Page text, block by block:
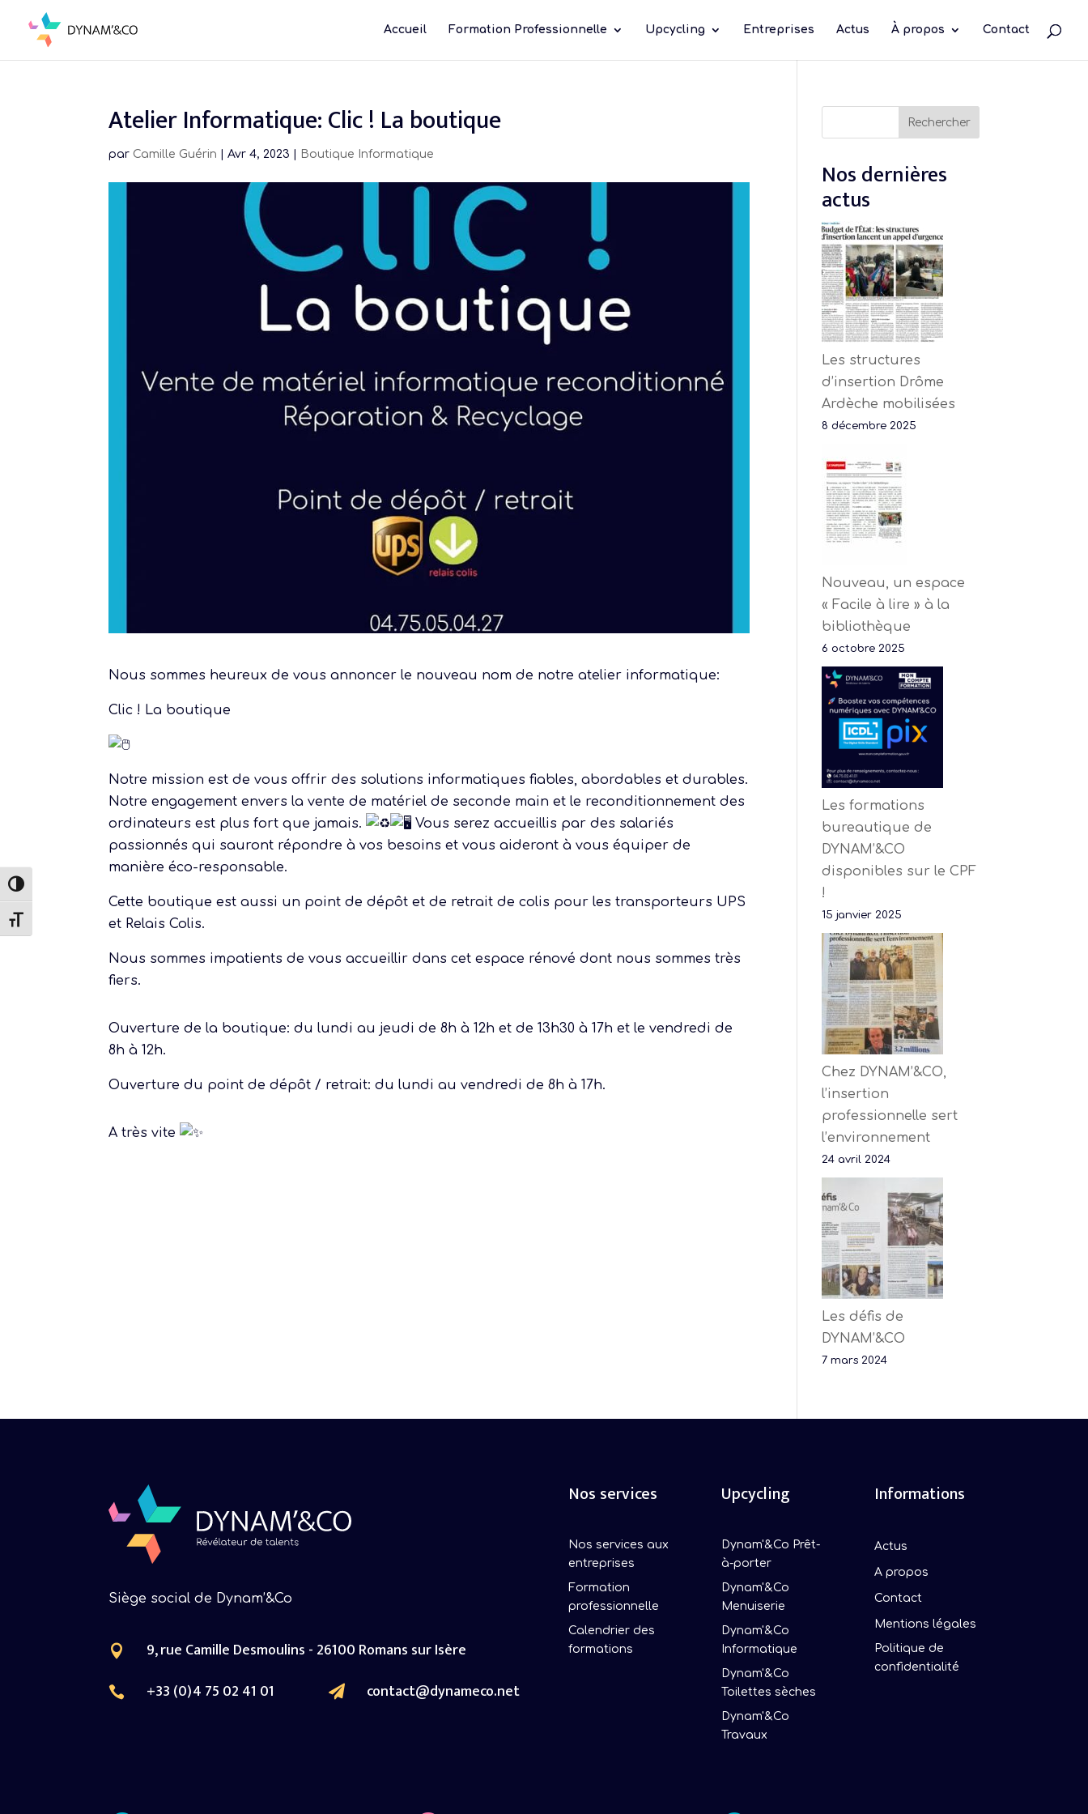
content
Passer en contraste élevé
Changer la taille de la police
Accueil Formation Professionnelle Upcycling Entreprises Actus À propos Contact
Atelier Informatique: Clic ! La boutique
par Camille Guérin |Avr 4, 2023 Boutique Informatique
Nous sommes heureux de vous annoncer le nouveau nom de notre atelier informatique:
Clic ! La boutique
Notre mission est de vous offrir des solutions informatiques fiables, abordables et durables.
Notre engagement envers la vente de matériel de seconde main et le reconditionnement des
ordinateurs est plus fort que jamais.
Vous serez accueillis par des salariés
passionnés qui sauront répondre à vos besoins et vous aideront à vous équiper de
manière éco-responsable.
Cette boutique est aussi un point de dépôt et de retrait de colis pour les transporteurs UPS
et Relais Colis.
Nous sommes impatients de vous accueillir dans cet espace rénové dont nous sommes très
fiers.
Ouverture de la boutique: du lundi au jeudi de 8h à 12h et de 13h30 à 17h et le vendredi de
8h à 12h.
Ouverture du point de dépôt / retrait: du lundi au vendredi de 8h à 17h.
A très vite
Rechercher
Nos dernières
actus
Les structures
d’insertion Drôme
Ardèche mobilisées
8 décembre 2025
Nouveau, un espace
« Facile à lire » à la
bibliothèque
6 octobre 2025
Les formations
bureautique de
DYNAM’&CO
disponibles sur le CPF
!
15 janvier 2025
Chez DYNAM’&CO,
l’insertion
professionnelle sert
l’environnement
24 avril 2024
Les défis de
DYNAM’&CO
7 mars 2024
Siège social de Dynam’&Co
 9, rue Camille Desmoulins - 26100 Romans sur Isère
 +33 (0)4 75 02 41 01  contact@dynameco.net
Nos services
Nos services aux
entreprises
Formation
professionnelle
Calendrier des
formations
Upcycling
Dynam'&Co Prêt-
à-porter
Dynam'&Co
Menuiserie
Dynam'&Co
Informatique
Dynam'&Co
Toilettes sèches
Dynam'&Co
Travaux
Informations
Actus
A propos
Contact
Mentions légales
Politique de
confidentialité